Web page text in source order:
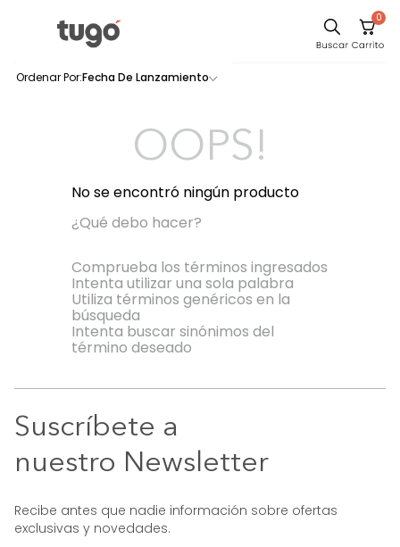
0
Fecha De Lanzamiento
0productos
OOPS!
No se encontró ningún producto
¿Qué debo hacer?
Comprueba los términos ingresados
Intenta utilizar una sola palabra
Utiliza términos genéricos en la
búsqueda
Intenta buscar sinónimos del
término deseado
Suscríbete a
nuestro Newsletter
Recibe antes que nadie información sobre ofertas
exclusivas y novedades.
Sofa
Cuadros
Cama
Mesa Centro
Mesa Noche